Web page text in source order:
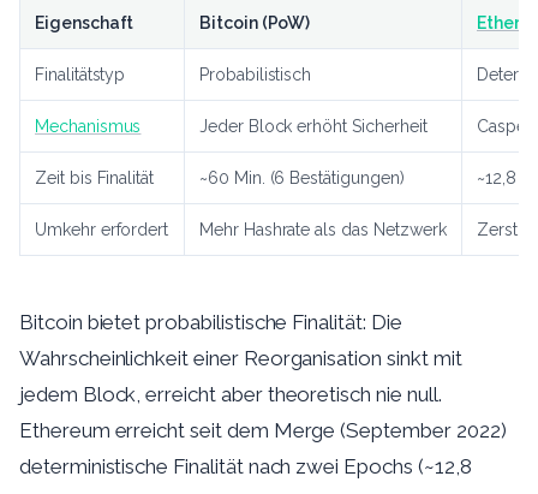
Eigenschaft Bitcoin (PoW)
Finalitätstyp Probabilistisch
Mechanismus Jeder Block erhöht Sicherheit Casper
Zeit bis Finalität ~60 Min. (6 Bestätigungen) ~12,8
Umkehr erfordert Mehr Hashrate als das Netzwerk
Bitcoin bietet probabilistische Finalität: Die
Wahrscheinlichkeit einer Reorganisation sinkt mit
jedem Block, erreicht aber theoretisch nie null.
Ethereum erreicht seit dem Merge (September 2022)
deterministische Finalität nach zwei Epochs (~12,8